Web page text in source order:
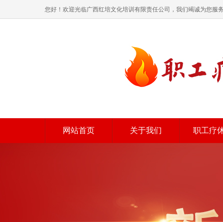
您好！欢迎光临广西红培文化培训有限责任公司，我们竭诚为您服
网站首页 关于我们 职工疗